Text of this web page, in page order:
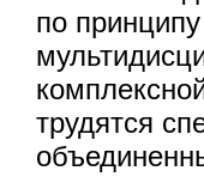
по
трудятся